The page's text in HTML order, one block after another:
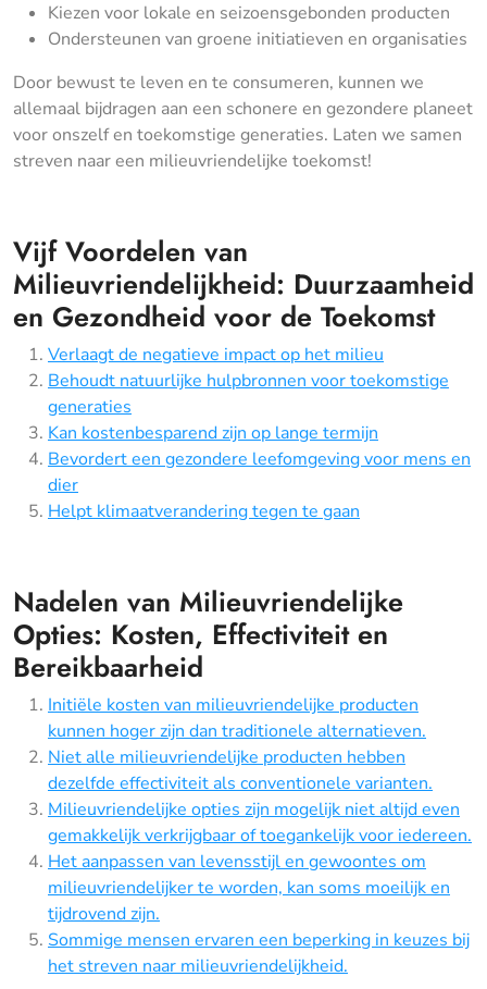
Kiezen voor lokale en seizoensgebonden producten
Ondersteunen van groene initiatieven en organisaties
Door bewust te leven en te consumeren, kunnen we
allemaal bijdragen aan een schonere en gezondere planeet
voor onszelf en toekomstige generaties. Laten we samen
streven naar een milieuvriendelijke toekomst!
Vijf Voordelen van
Milieuvriendelijkheid: Duurzaamheid
en Gezondheid voor de Toekomst
Verlaagt de negatieve impact op het milieu
Behoudt natuurlijke hulpbronnen voor toekomstige
generaties
Kan kostenbesparend zijn op lange termijn
Bevordert een gezondere leefomgeving voor mens en
dier
Helpt klimaatverandering tegen te gaan
Nadelen van Milieuvriendelijke
Opties: Kosten, Effectiviteit en
Bereikbaarheid
Initiële kosten van milieuvriendelijke producten
kunnen hoger zijn dan traditionele alternatieven.
Niet alle milieuvriendelijke producten hebben
dezelfde effectiviteit als conventionele varianten.
Milieuvriendelijke opties zijn mogelijk niet altijd even
gemakkelijk verkrijgbaar of toegankelijk voor iedereen.
Het aanpassen van levensstijl en gewoontes om
milieuvriendelijker te worden, kan soms moeilijk en
tijdrovend zijn.
Sommige mensen ervaren een beperking in keuzes bij
het streven naar milieuvriendelijkheid.